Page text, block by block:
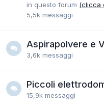
in questo forum (clicca
5,5k messaggi
Aspirapolvere e
3,6k messaggi
Piccoli
15,9k messaggi